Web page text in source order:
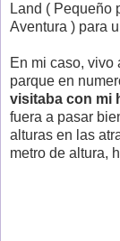
Land ( Pequeño
Aventura ) para
En mi caso, vivo
parque en
visitaba con mi
fuera a pasar
alturas en las
metro de altura,